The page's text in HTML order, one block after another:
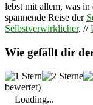
lebst mit allem, was
spannende Reise der
Selbstverwirklicher. //
Wie gefällt dir
bewertet)
Loading...